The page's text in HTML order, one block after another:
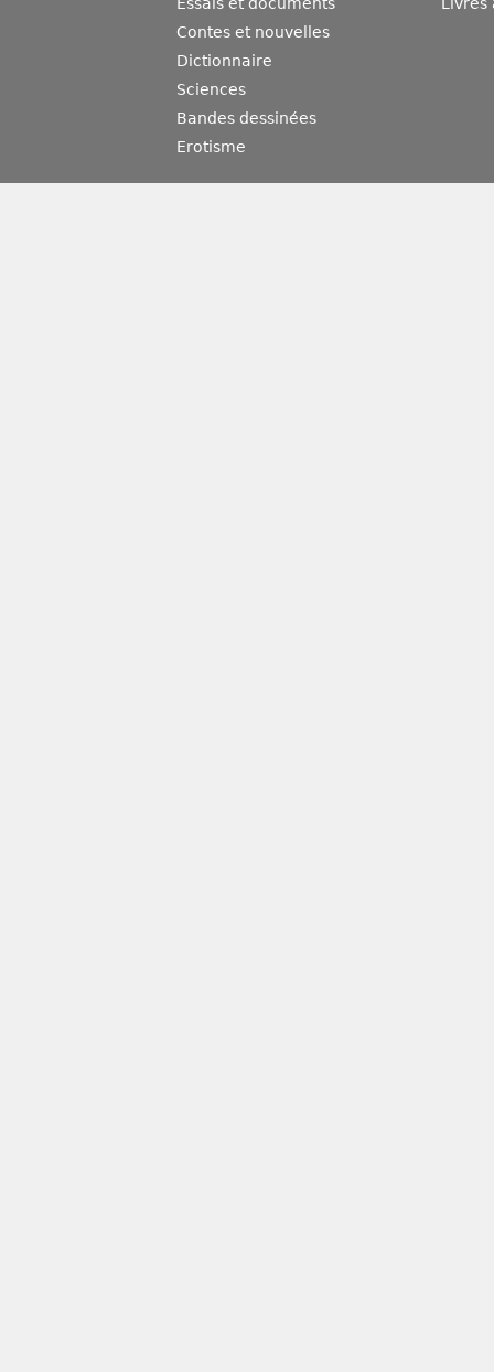
Essais et documents
Contes et nouvelles
Dictionnaire
Sciences
Bandes dessinées
Erotisme
Livres